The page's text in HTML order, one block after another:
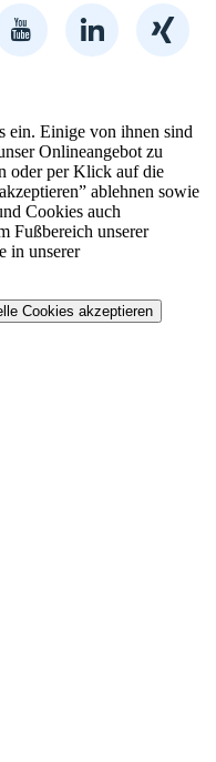
ein. Einige von ihnen sind
Onlineangebot zu
oder per Klick auf die
ablehnen sowie
Cookies auch
Fußbereich unserer
in unserer
Cookies akzeptieren